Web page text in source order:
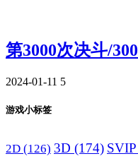
第3000次决斗/
2024-01-11 5
游戏小标签
2D (126) 3D (174) SVIP